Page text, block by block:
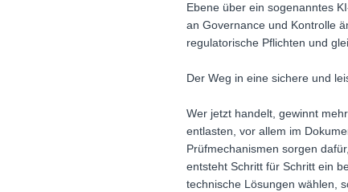
Ebene über ein sogenanntes
an Governance und Kontrolle
regulatorische Pflichten und
Der Weg in eine sichere und
Wer jetzt handelt, gewinnt
entlasten, vor allem im
Prüfmechanismen sorgen
entsteht Schritt für Schritt ein
technische Lösungen wählen,